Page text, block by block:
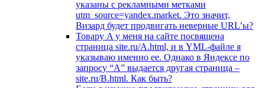
указаны с рекламными метками
utm_source=yandex.market. Это значит,
Визард будет продвигать неверные URL’ы?
Товару A у меня на сайте посвящена
страница site.ru/A.html, и в YML-файле я
указываю именно ее. Однако в Яндексе по
запросу “A” выдается другая страница –
site.ru/B.html. Как быть?